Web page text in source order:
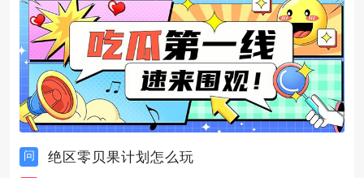
问 绝区零贝果计划怎么玩